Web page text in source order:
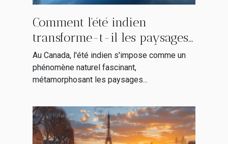
Comment l'été indien
transforme-t-il les paysages
canadiens ?
Au Canada, l'été indien s'impose comme un
phénomène naturel fascinant,
métamorphosant les paysages...